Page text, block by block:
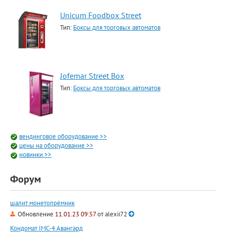
Unicum Foodbox Street
Тип: Боксы для торговых автоматов
Jofemar Street Box
Тип: Боксы для торговых автоматов
вендинговое оборудование >>
цены на оборудование >>
новинки >>
Форум
шалит монетопрёмник
Обновление 11.01.23 09:57отalexii72
Кондомат IMC-4 Авангард